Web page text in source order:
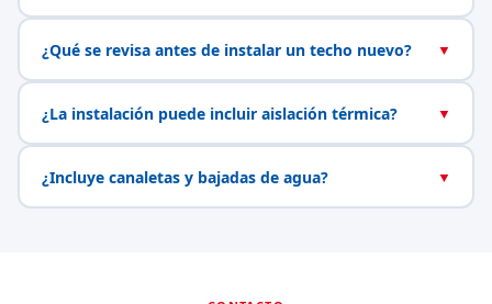
¿Qué se revisa antes de instalar un techo nuevo? ▼
¿La instalación puede incluir aislación térmica? ▼
¿Incluye canaletas y bajadas de agua? ▼